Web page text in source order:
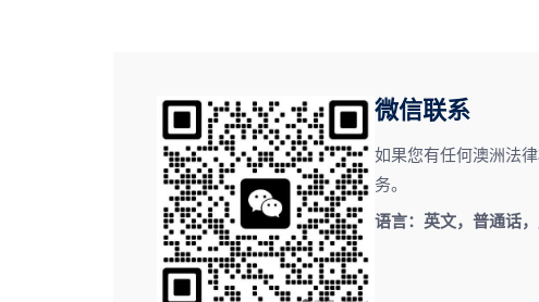
微信联系
如果您有任何澳洲法
务。
语言：英文，普通话